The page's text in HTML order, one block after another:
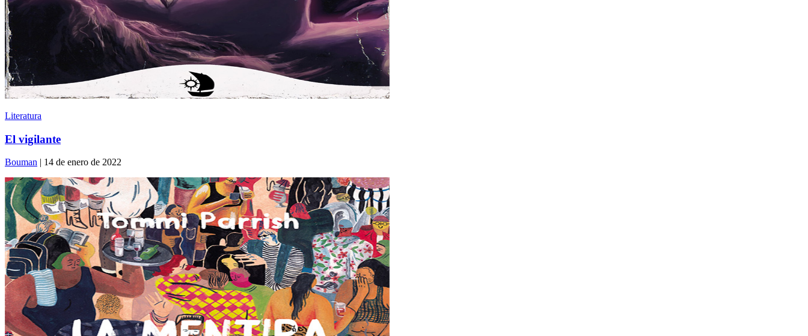
Literatura
El vigilante
Bouman | 14 de enero de 2022